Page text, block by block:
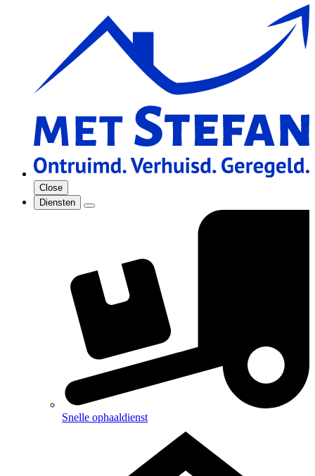
Close
Diensten
Snelle ophaaldienst